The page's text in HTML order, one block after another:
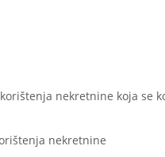
nekretnine koja se
nekretnine